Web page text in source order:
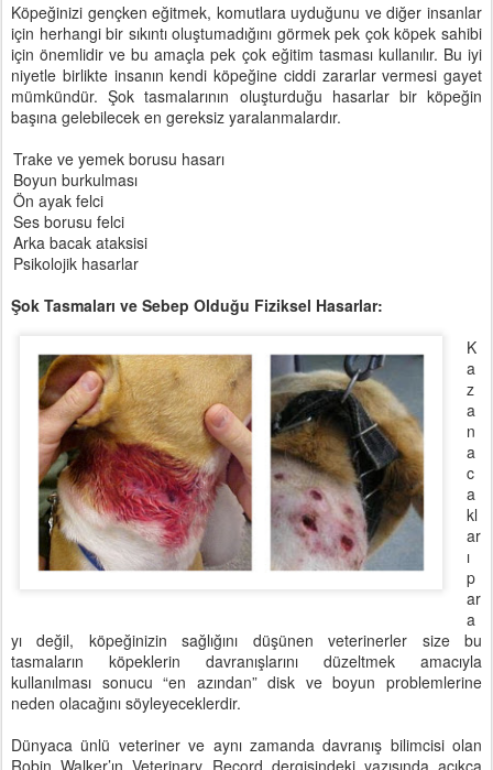
Köpeğinizi gençken eğitmek, komutlara uyduğunu ve diğer insanlar
için herhangi bir sıkıntı oluştumadığını görmek pek çok köpek sahibi
için önemlidir ve bu amaçla pek çok eğitim tasması kullanılır. Bu iyi
niyetle birlikte insanın kendi köpeğine ciddi zararlar vermesi gayet
mümkündür. Şok tasmalarının oluşturduğu hasarlar bir köpeğin
başına gelebilecek en gereksiz yaralanmalardır.
Trake ve yemek borusu hasarı
Boyun burkulması
Ön ayak felci
Ses borusu felci
Arka bacak ataksisi
Psikolojik hasarlar
Şok Tasmaları ve Sebep Olduğu Fiziksel Hasarlar:
K
a
z
a
n
a
c
a
kl
ar
ı
p
ar
a
yı değil, köpeğinizin sağlığını düşünen veterinerler size bu
tasmaların köpeklerin davranışlarını düzeltmek amacıyla
kullanılması sonucu “en azından” disk ve boyun problemlerine
neden olacağını söyleyeceklerdir.
Dünyaca ünlü veteriner ve aynı zamanda davranış bilimcisi olan
Robin Walker’ın Veterinary Record dergisindeki yazısında açıkca